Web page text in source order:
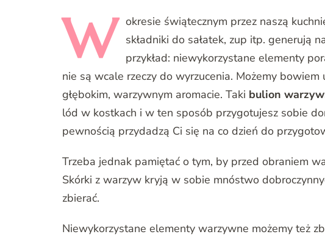
W
okresie świątecznym przez naszą
składniki do sałatek, zup itp. generują
przykład: niewykorzystane elementy
nie są wcale rzeczy do wyrzucenia. Możemy
głębokim, warzywnym aromacie. Taki bulion
lód w kostkach i w ten sposób przygotujesz sobie
pewnością przydadzą Ci się na co dzień do
Trzeba jednak pamiętać o tym, by przed obraniem
Skórki z warzyw kryją w sobie mnóstwo
zbierać.
Niewykorzystane elementy warzywne możemy też